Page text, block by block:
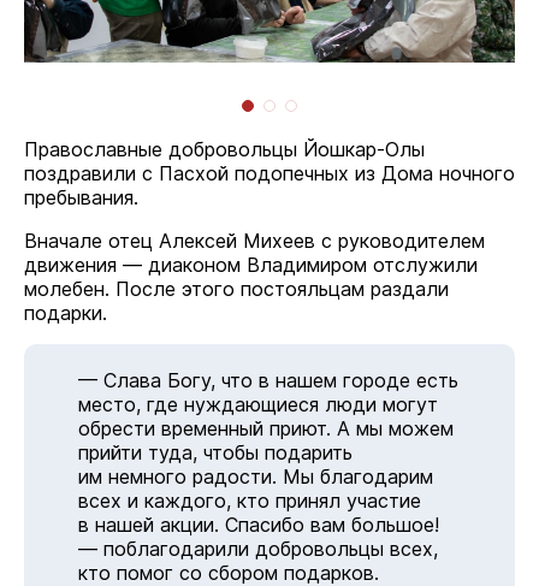
Православные добровольцы Йошкар-Олы
поздравили с Пасхой подопечных из Дома ночного
пребывания.
Вначале отец Алексей Михеев с руководителем
движения — диаконом Владимиром отслужили
молебен. После этого постояльцам раздали
подарки.
— Слава Богу, что в нашем городе есть
место, где нуждающиеся люди могут
обрести временный приют. А мы можем
прийти туда, чтобы подарить
им немного радости. Мы благодарим
всех и каждого, кто принял участие
в нашей акции. Спасибо вам большое!
— поблагодарили добровольцы всех,
кто помог со сбором подарков.